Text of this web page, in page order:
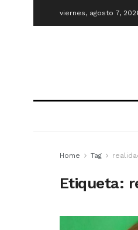
viernes, agosto 7,
Home Tag
Etiqueta: